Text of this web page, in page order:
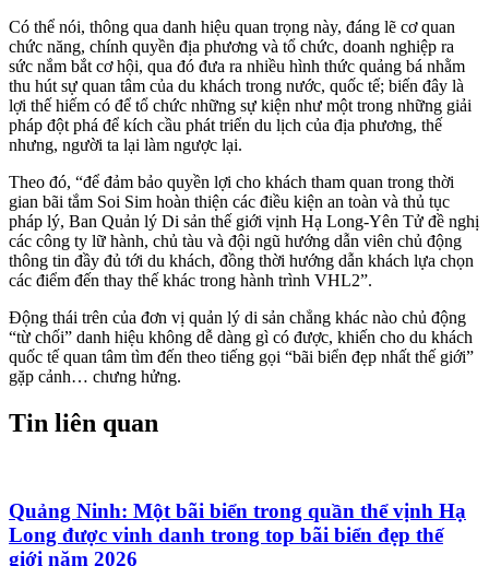
Có thể nói, thông qua danh hiệu quan trọng này, đáng lẽ cơ quan
chức năng, chính quyền địa phương và tổ chức, doanh nghiệp ra
sức nắm bắt cơ hội, qua đó đưa ra nhiều hình thức quảng bá nhằm
thu hút sự quan tâm của du khách trong nước, quốc tế; biến đây là
lợi thế hiếm có để tổ chức những sự kiện như một trong những giải
pháp đột phá để kích cầu phát triển du lịch của địa phương, thế
nhưng, người ta lại làm ngược lại.
Theo đó, “để đảm bảo quyền lợi cho khách tham quan trong thời
gian bãi tắm Soi Sim hoàn thiện các điều kiện an toàn và thủ tục
pháp lý, Ban Quản lý Di sản thế giới vịnh Hạ Long-Yên Tử đề nghị
các công ty lữ hành, chủ tàu và đội ngũ hướng dẫn viên chủ động
thông tin đầy đủ tới du khách, đồng thời hướng dẫn khách lựa chọn
các điểm đến thay thế khác trong hành trình VHL2”.
Động thái trên của đơn vị quản lý di sản chẳng khác nào chủ động
“từ chối” danh hiệu không dễ dàng gì có được, khiến cho du khách
quốc tế quan tâm tìm đến theo tiếng gọi “bãi biển đẹp nhất thế giới”
gặp cảnh… chưng hửng.
Tin liên quan
Quảng Ninh: Một bãi biển trong quần thể vịnh Hạ
Long được vinh danh trong top bãi biển đẹp thế
giới năm 2026